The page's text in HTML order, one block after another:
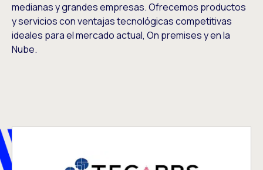
medianas y grandes empresas. Ofrecemos productos
y servicios con ventajas tecnológicas competitivas
ideales para el mercado actual, On premises y en la
Nube.